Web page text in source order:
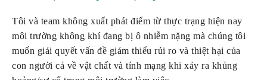
Tôi và team không xuất phát điểm từ thực trạng hiện nay
môi trường không khí đang bị ô nhiễm nặng mà chúng tôi
muốn giải quyết vấn đề giảm thiểu rủi ro và thiệt hại của
con người cả về vật chất và tính mạng khi xảy ra khủng